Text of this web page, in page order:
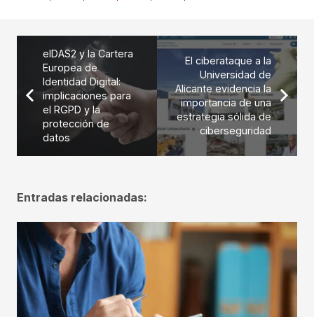
eIDAS2 y la Cartera
Europea de
Identidad Digital:
implicaciones para
el RGPD y la
protección de
datos
El ciberataque a la
Universidad de
Alicante evidencia la
importancia de una
estrategia sólida de
ciberseguridad
Entradas relacionadas: